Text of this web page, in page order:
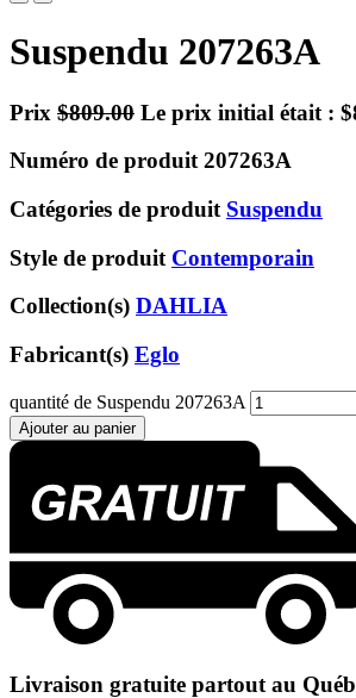
Suspendu 207263A
Prix $809.00 Le prix initial était :
Numéro de produit207263A
Catégories de produit Suspendu
Style de produit Contemporain
Collection(s) DAHLIA
Fabricant(s) Eglo
quantité de Suspendu 207263A
Ajouter au panier
Livraison gratuite partout au